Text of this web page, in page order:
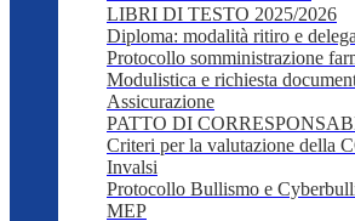
LIBRI DI TESTO 2025/2026
Diploma: modalità ritiro e delega
Protocollo somministrazione
Modulistica e richiesta
Assicurazione
PATTO DI
Criteri per la valutazione della
Invalsi
Protocollo Bullismo e
MEP